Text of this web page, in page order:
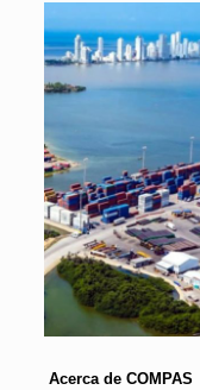
Acerca de COMPAS